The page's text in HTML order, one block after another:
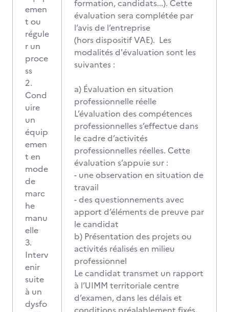
emen
t ou
régule
r un
proce
ss
2.
Cond
uire
un
équip
emen
t en
mode
de
marc
he
manu
elle
3.
Interv
enir
suite
à un
dysfo
formation, candidats...). Cette
évaluation sera complétée par
l’avis de l’entreprise
(hors dispositif VAE). Les
modalités d'évaluation sont les
suivantes :
a) Évaluation en situation
professionnelle réelle
L’évaluation des compétences
professionnelles s’effectue dans
le cadre d’activités
professionnelles réelles. Cette
évaluation s’appuie sur :
- une observation en situation de
travail
- des questionnements avec
apport d’éléments de preuve par
le candidat
b) Présentation des projets ou
activités réalisés en milieu
professionnel
Le candidat transmet un rapport
à l’UIMM territoriale centre
d’examen, dans les délais et